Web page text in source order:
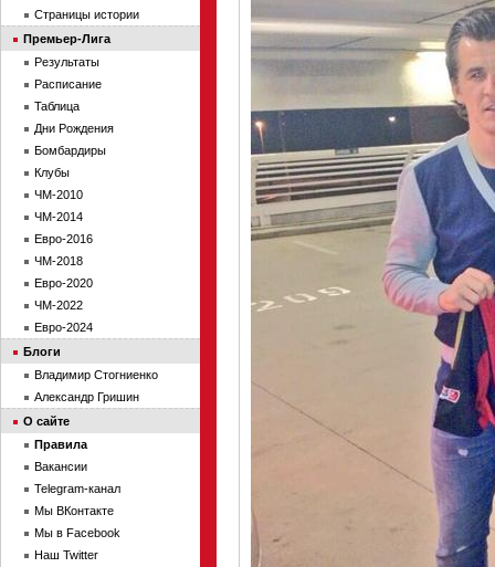
Страницы истории
Премьер-Лига
Результаты
Расписание
Таблица
Дни Рождения
Бомбардиры
Клубы
ЧМ-2010
ЧМ-2014
Евро-2016
ЧМ-2018
Евро-2020
ЧМ-2022
Евро-2024
Блоги
Владимир Стогниенко
Александр Гришин
О сайте
Правила
Вакансии
Telegram-канал
Мы ВКонтакте
Мы в Facebook
Наш Twitter